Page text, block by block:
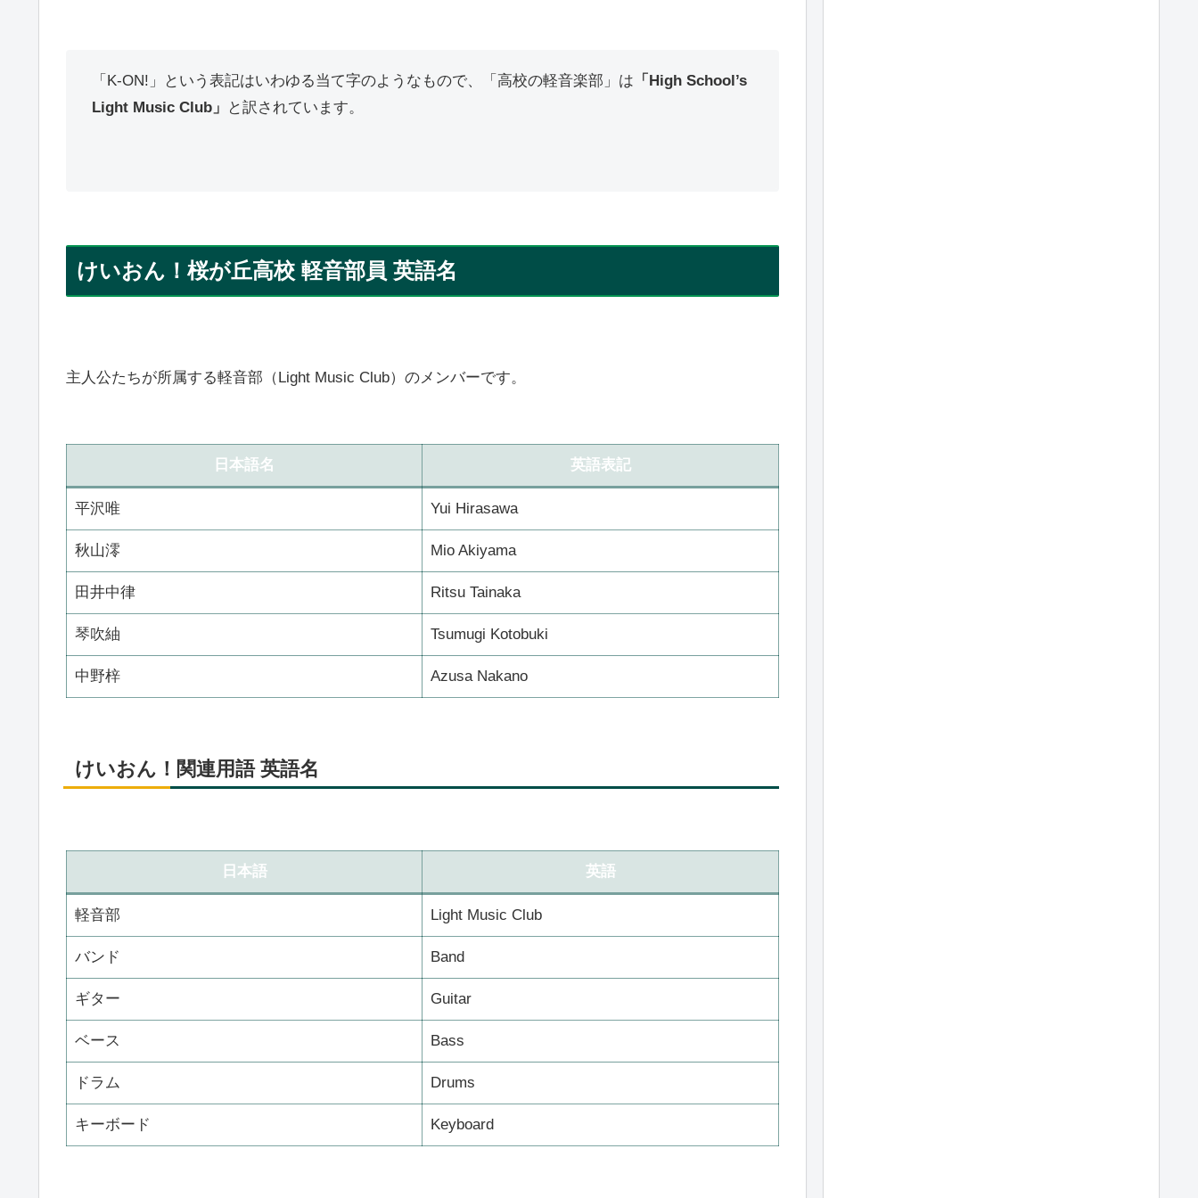
「K-ON!」という表記はいわゆる当て字のようなもので、「高校の軽音楽部」は 「High School’s
Light Music Club」
と訳されています。
けいおん！桜が丘高校 軽音部員 英語名
主人公たちが所属する軽音部（Light Music Club）のメンバーです。
日本語名 英語表記
平沢唯 Yui Hirasawa
秋山澪 Mio Akiyama
田井中律 Ritsu Tainaka
琴吹紬 Tsumugi Kotobuki
中野梓 Azusa Nakano
けいおん！関連用語 英語名
日本語 英語
軽音部 Light Music Club
バンド Band
ギター Guitar
ベース Bass
ドラム Drums
キーボード Keyboard